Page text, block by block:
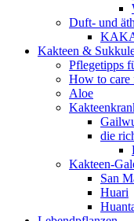
Duft- und
Kakteen &
Pflegetipps
How to care
Aloe
die
Kakteen-
San
Huari